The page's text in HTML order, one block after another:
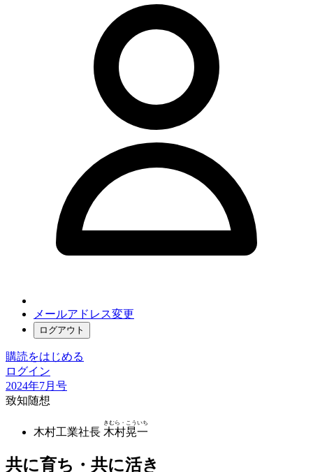
メールアドレス変更
ログアウト
購読をはじめる
ログイン
2024年7月号
致知随想
木村工業社長 木村晃一
きむら・こういち
共に育ち・共に活き